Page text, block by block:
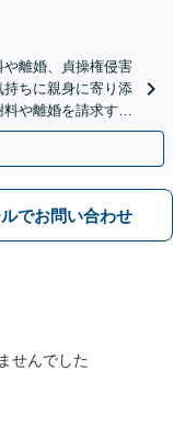
や離婚、貞操権侵害
ちに親身に寄り添
や離婚を請求する
相談OK】
ルでお問い合わせ
せんでした